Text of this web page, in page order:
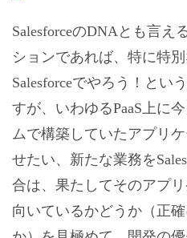
SalesforceのDNAとも言え
ションであれば、特に特
Salesforceでやろう！とい
すが、いわゆるPaaS上に
ムで構築していたアプリ
せたい、新たな業務を
合は、果たしてそのアプ
向いているかどうか（正